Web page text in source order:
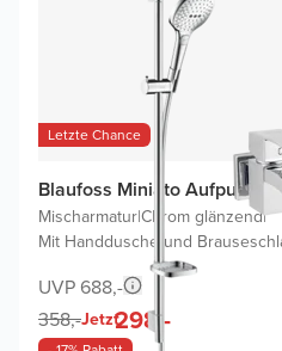
Letzte Chance
Blaufoss Miniato Aufputz-
Mischarmatur|Chrom glänzend|
Mit Handdusche und
UVP 688,-
358,-Jetzt298,-